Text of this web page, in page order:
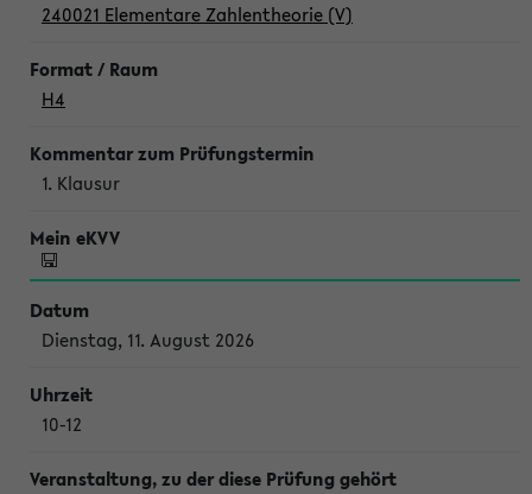
240021 Elementare Zahlentheorie (V)
H4
1. Klausur
Dienstag, 11. August 2026
10-12